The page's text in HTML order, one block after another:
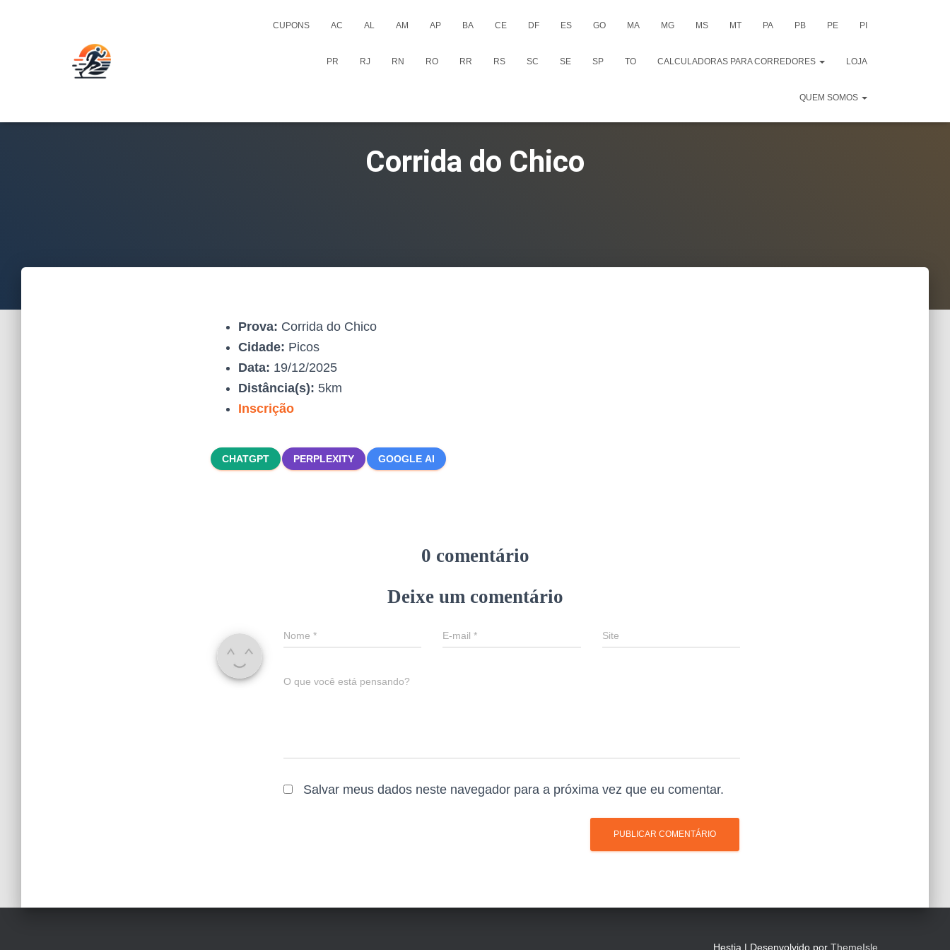
CUPONS AC AL AM AP BA CE DF ES GO MA MG MS MT PA PB PE PI
PR RJ RN RO RR RS SC SE SP TO CALCULADORAS PARA CORREDORES LOJA
QUEM SOMOS
Corrida do Chico
Prova: Corrida do Chico
Cidade: Picos
Data: 19/12/2025
Distância(s): 5km
Inscrição
CHATGPT PERPLEXITY GOOGLE AI
0 comentário
Deixe um comentário
Nome * E-mail* Site
O que você está pensando?
Salvar meus dados neste navegador para a próxima vez que eu comentar.
Hestia | Desenvolvido por ThemeIsle